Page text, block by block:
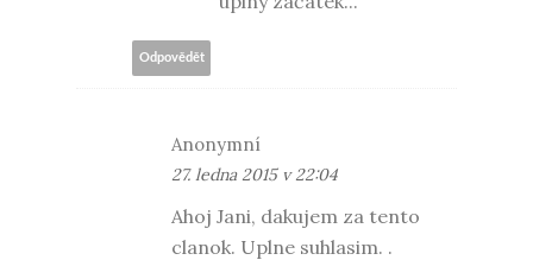
Odpovědět
Anonymní
27. ledna 2015 v 22:04
Ahoj Jani, dakujem za tento
clanok. Uplne suhlasim. .